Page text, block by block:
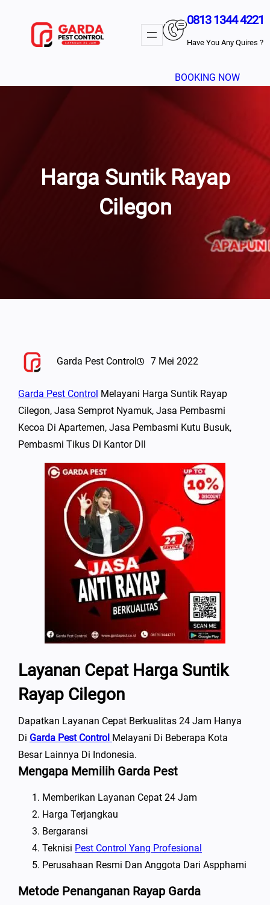
0813 1344 4221
Have You Any Quires ?
BOOKING NOW
Harga Suntik Rayap
Cilegon
Garda Pest Control 7 Mei 2022
Garda Pest Control Melayani Harga Suntik Rayap
Cilegon, Jasa Semprot Nyamuk, Jasa Pembasmi
Kecoa Di Apartemen, Jasa Pembasmi Kutu Busuk,
Pembasmi Tikus Di Kantor Dll
Layanan Cepat Harga Suntik
Rayap Cilegon
Dapatkan Layanan Cepat Berkualitas 24 Jam Hanya
Di Garda Pest Control Melayani Di Beberapa Kota
Besar Lainnya Di Indonesia.
Mengapa Memilih Garda Pest
Memberikan Layanan Cepat 24 Jam
Harga Terjangkau
Bergaransi
Teknisi Pest Control Yang Profesional
Perusahaan Resmi Dan Anggota Dari Aspphami
Metode Penanganan Rayap Garda